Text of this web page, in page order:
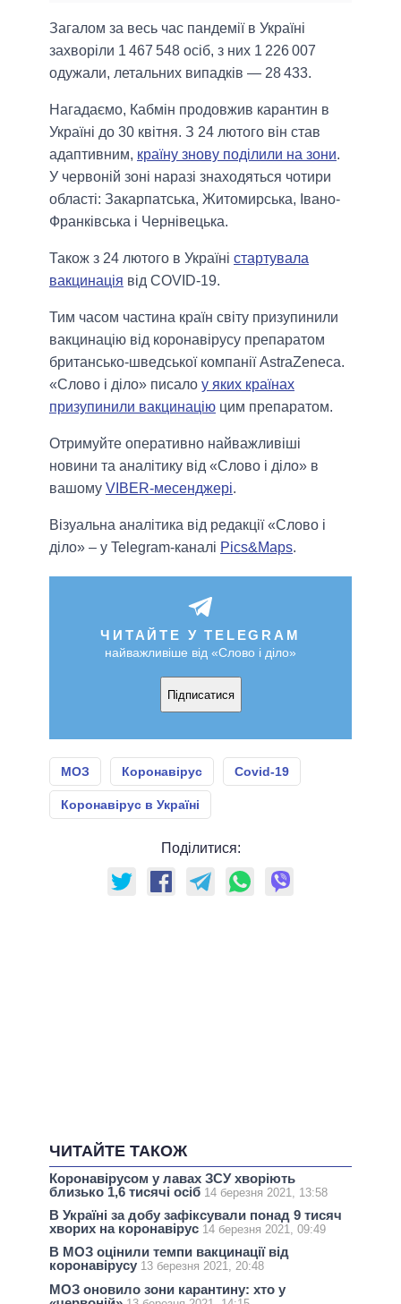
Загалом за весь час пандемії в Україні
захворіли 1 467 548 осіб, з них 1 226 007
одужали, летальних випадків — 28 433.
Нагадаємо, Кабмін продовжив карантин в
Україні до 30 квітня. З 24 лютого він став
адаптивним, країну знову поділили на зони.
У червоній зоні наразі знаходяться чотири
області: Закарпатська, Житомирська, Івано-
Франківська і Чернівецька.
Також з 24 лютого в Україні стартувала
вакцинація від COVID-19.
Тим часом частина країн світу призупинили
вакцинацію від коронавірусу препаратом
британсько-шведської компанії AstraZeneca.
«Слово і діло» писало у яких країнах
призупинили вакцинацію цим препаратом.
Отримуйте оперативно найважливіші
новини та аналітику від «Слово і діло» в
вашому VIBER-месенджері.
Візуальна аналітика від редакції «Слово і
діло» – у Telegram-каналі Pics&Maps.
ЧИТАЙТЕ У TELEGRAM
найважливіше від «Слово і діло»
Підписатися
МОЗ Коронавірус Covid-19
Коронавірус в Україні
Поділитися:
ЧИТАЙТЕ ТАКОЖ
Коронавірусом у лавах ЗСУ хворіють
близько 1,6 тисячі осіб 14 березня 2021, 13:58
В Україні за добу зафіксували понад 9 тисяч
хворих на коронавірус 14 березня 2021, 09:49
В МОЗ оцінили темпи вакцинації від
коронавірусу 13 березня 2021, 20:48
МОЗ оновило зони карантину: хто у